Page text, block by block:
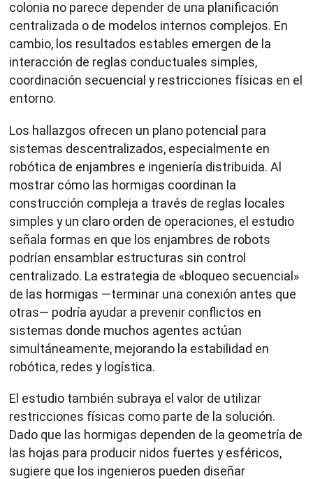
colonia no parece depender de una planificación
centralizada o de modelos internos complejos. En
cambio, los resultados estables emergen de la
interacción de reglas conductuales simples,
coordinación secuencial y restricciones físicas en el
entorno.
Los hallazgos ofrecen un plano potencial para
sistemas descentralizados, especialmente en
robótica de enjambres e ingeniería distribuida. Al
mostrar cómo las hormigas coordinan la
construcción compleja a través de reglas locales
simples y un claro orden de operaciones, el estudio
señala formas en que los enjambres de robots
podrían ensamblar estructuras sin control
centralizado. La estrategia de «bloqueo secuencial»
de las hormigas —terminar una conexión antes que
otras— podría ayudar a prevenir conflictos en
sistemas donde muchos agentes actúan
simultáneamente, mejorando la estabilidad en
robótica, redes y logística.
El estudio también subraya el valor de utilizar
restricciones físicas como parte de la solución.
Dado que las hormigas dependen de la geometría de
las hojas para producir nidos fuertes y esféricos,
sugiere que los ingenieros pueden diseñar